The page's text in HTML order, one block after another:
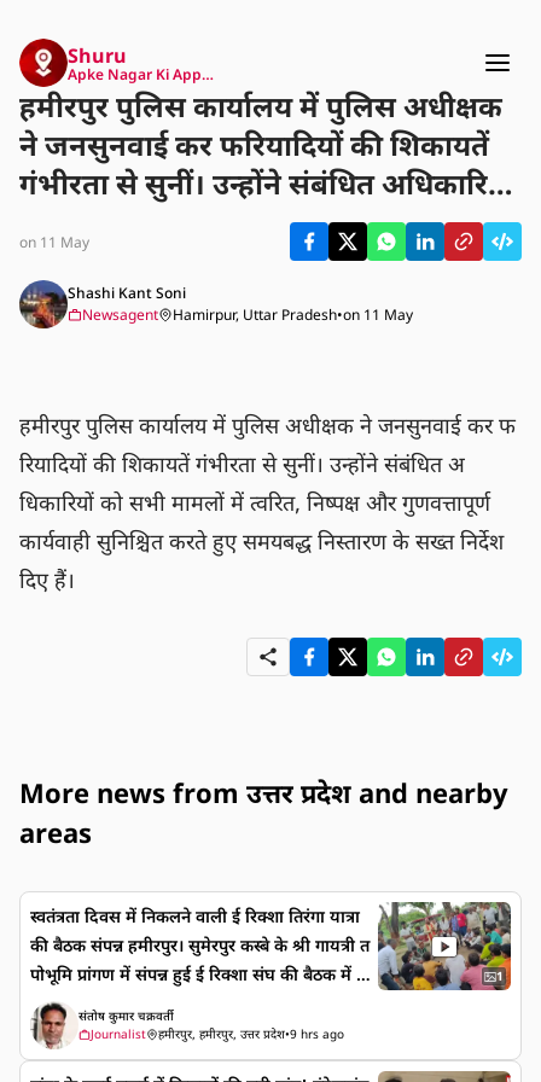
Shuru
Apke Nagar Ki App…
हमीरपुर पुलिस कार्यालय में पुलिस अधीक्षक
ने जनसुनवाई कर फरियादियों की शिकायतें
गंभीरता से सुनीं। उन्होंने संबंधित अधिकारियों
को सभी मामलों में त्वरित, निष्पक्ष और
गुणवत्तापूर्ण कार्यवाही सुनिश्चित करते हुए
समयबद्ध निस्तारण के सख्त निर्देश दिए हैं।
on 11 May
Shashi Kant Soni
Newsagent
Hamirpur, Uttar Pradesh•on 11 May
हमीरपुर पुलिस कार्यालय में पुलिस अधीक्षक ने जनसुनवाई कर फ
रियादियों की शिकायतें गंभीरता से सुनीं। उन्होंने संबंधित अ
धिकारियों को सभी मामलों में त्वरित, निष्पक्ष और गुणवत्तापूर्ण
कार्यवाही सुनिश्चित करते हुए समयबद्ध निस्तारण के सख्त निर्देश
दिए हैं।
More news from उत्तर प्रदेश and nearby
areas
स्वतंत्रता दिवस में निकलने वाली ई रिक्शा तिरंगा यात्रा
की बैठक संपन्न हमीरपुर। सुमेरपुर कस्बे के श्री गायत्री त
पोभूमि प्रांगण में संपन्न हुई ई रिक्शा संघ की बैठक में आ
गामी स्वतंत्रता दिवस पर निकलने वाली तिरंगा यात्रा पर
गहन मंथन करके भव्य तिरंगा यात्रा निकालने का निर्णय
किया गया। गुरुवार को ई रिक्शा संघ के अध्यक्ष धीरू
1
संतोष कुमार चक्रवर्ती
Journalist
हमीरपुर, हमीरपुर, उत्तर प्रदेश•9 hrs ago